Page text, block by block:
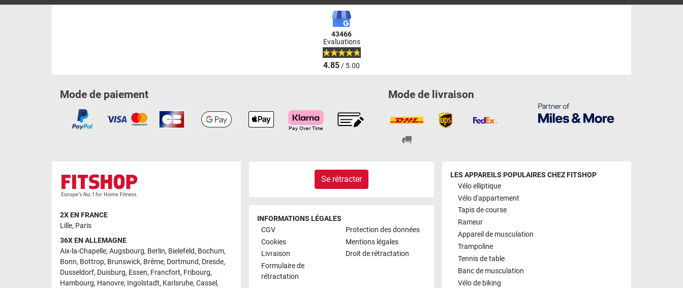
43466
Evaluations
4.85/ 5.00
Mode de paiement Mode de livraison
2X EN FRANCE
Lille, Paris
36X EN ALLEMAGNE
Aix-la-Chapelle, Augsbourg, Berlin, Bielefeld, Bochum,
Bonn, Bottrop, Brunswick, Brême, Dortmund, Dresde,
Dusseldorf, Duisburg, Essen, Francfort, Fribourg,
Hambourg, Hanovre, Ingolstadt, Karlsruhe, Cassel,
Se rétracter
INFORMATIONS LÉGALES
CGV
Protection des données
Cookies
Mentions légales
Livraison
Droit de rétractation
Formulaire de
rétractation
LES APPAREILS POPULAIRES CHEZ FITSHOP
Vélo elliptique
Vélo d'appartement
Tapis de course
Rameur
Appareil de musculation
Trampoline
Tennis de table
Banc de musculation
Vélo de biking